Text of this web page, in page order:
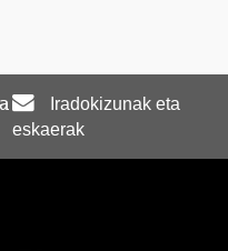
Iradokizunak eta
eskaerak